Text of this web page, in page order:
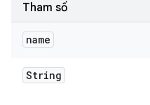
Tham số
name
String